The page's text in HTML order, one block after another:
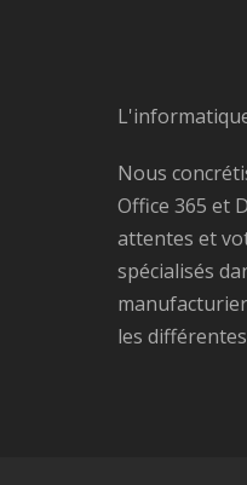
Nous
Office 365 et
attentes et
spécialisés
les